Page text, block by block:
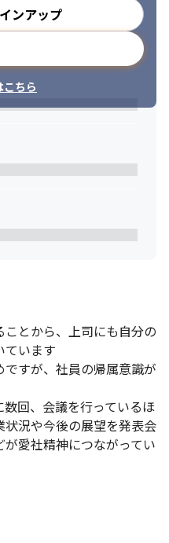
ンアップ
こちら
ことから、上司にも自分の
ています
ですが、社員の帰属意識が
数回、会議を行っているほ
況や今後の展望を発表会
愛社精神につながってい